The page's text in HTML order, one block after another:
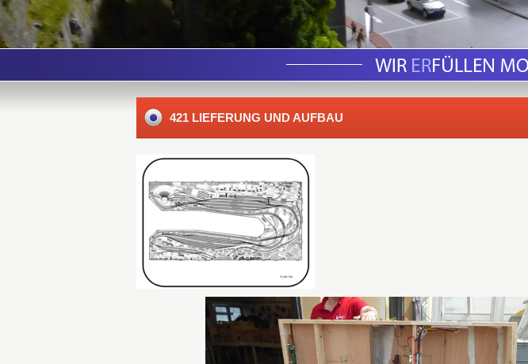
421 LIEFERUNG UND AUFBAU